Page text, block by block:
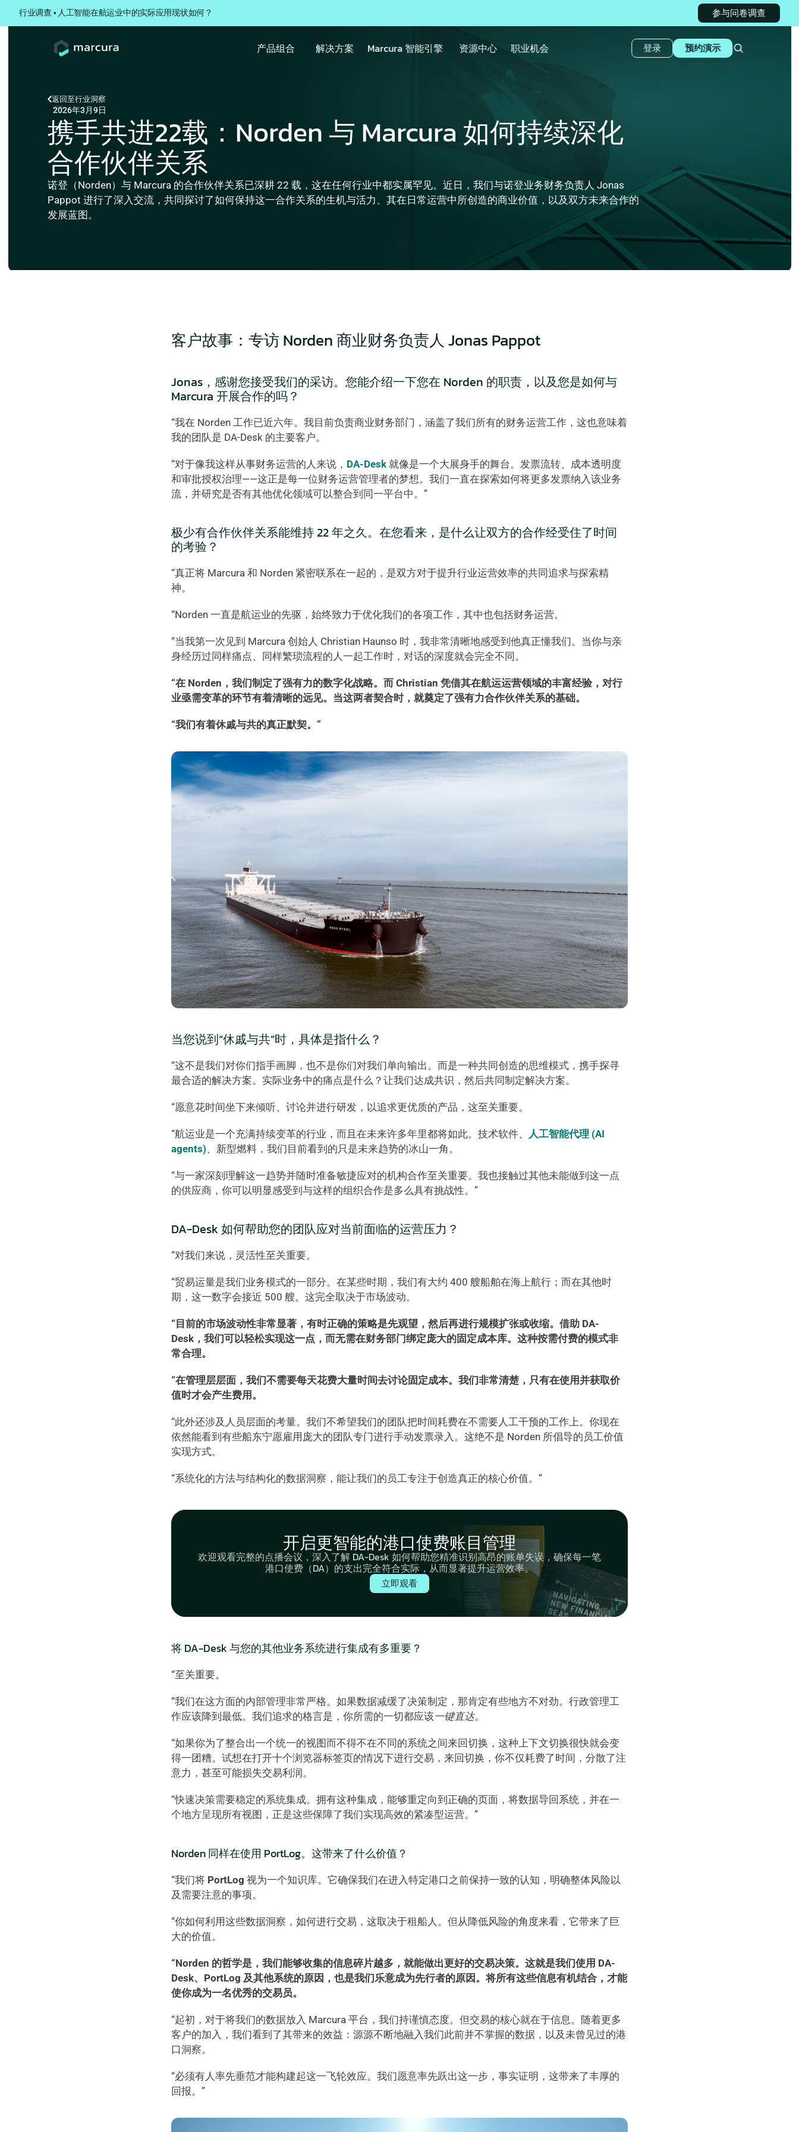
行业调查 • 人工智能在航运业中的实际应用现状如何？ 参与问卷调查
返回至行业洞察
2026年3月9日
携手共进22载：Norden 与 Marcura 如何持续深化
合作伙伴关系
诺登（Norden）与 Marcura 的合作伙伴关系已深耕 22 载，这在任何行业中都实属罕见。近日，我们与诺登业务财务负责人 Jonas
Pappot 进行了深入交流，共同探讨了如何保持这一合作关系的生机与活力、其在日常运营中所创造的商业价值，以及双方未来合作的
发展蓝图。
客户故事：专访 Norden 商业财务负责人 Jonas Pappot
Jonas，感谢您接受我们的采访。您能介绍一下您在 Norden 的职责，以及您是如何与
Marcura 开展合作的吗？
“我在 Norden 工作已近六年。我目前负责商业财务部门，涵盖了我们所有的财务运营工作，这也意味着
我的团队是 DA-Desk 的主要客户。
“对于像我这样从事财务运营的人来说， DA-Desk 就像是一个大展身手的舞台。发票流转、成本透明度
和审批授权治理——这正是每一位财务运营管理者的梦想。我们一直在探索如何将更多发票纳入该业务
流，并研究是否有其他优化领域可以整合到同一平台中。”
极少有合作伙伴关系能维持 22 年之久。在您看来，是什么让双方的合作经受住了时间
的考验？
“真正将 Marcura 和 Norden 紧密联系在一起的，是双方对于提升行业运营效率的共同追求与探索精
神。
“Norden 一直是航运业的先驱，始终致力于优化我们的各项工作，其中也包括财务运营。
“当我第一次见到 Marcura 创始人 Christian Haunso 时，我非常清晰地感受到他真正懂我们。当你与亲
身经历过同样痛点、同样繁琐流程的人一起工作时，对话的深度就会完全不同。
“在 Norden，我们制定了强有力的数字化战略。而 Christian 凭借其在航运运营领域的丰富经验，对行
业亟需变革的环节有着清晰的远见。当这两者契合时，就奠定了强有力合作伙伴关系的基础。
“我们有着休戚与共的真正默契。”
当您说到“休戚与共”时，具体是指什么？
“这不是我们对你们指手画脚，也不是你们对我们单向输出。而是一种共同创造的思维模式，携手探寻
最合适的解决方案。实际业务中的痛点是什么？让我们达成共识，然后共同制定解决方案。
“愿意花时间坐下来倾听、讨论并进行研发，以追求更优质的产品，这至关重要。
“航运业是一个充满持续变革的行业，而且在未来许多年里都将如此。技术软件、
人工智能代理 (AI
agents)、新型燃料，我们目前看到的只是未来趋势的冰山一角。
“与一家深刻理解这一趋势并随时准备敏捷应对的机构合作至关重要。我也接触过其他未能做到这一点
的供应商，你可以明显感受到与这样的组织合作是多么具有挑战性。”
DA-Desk 如何帮助您的团队应对当前面临的运营压力？
“对我们来说，灵活性至关重要。
“贸易运量是我们业务模式的一部分。在某些时期，我们有大约 400 艘船舶在海上航行；而在其他时
期，这一数字会接近 500 艘。这完全取决于市场波动。
“目前的市场波动性非常显著，有时正确的策略是先观望，然后再进行规模扩张或收缩。借助 DA-
Desk，我们可以轻松实现这一点，而无需在财务部门绑定庞大的固定成本库。这种按需付费的模式非
常合理。
“在管理层层面，我们不需要每天花费大量时间去讨论固定成本。我们非常清楚，只有在使用并获取价
值时才会产生费用。
“此外还涉及人员层面的考量。我们不希望我们的团队把时间耗费在不需要人工干预的工作上。你现在
依然能看到有些船东宁愿雇用庞大的团队专门进行手动发票录入。这绝不是 Norden 所倡导的员工价值
实现方式。
“系统化的方法与结构化的数据洞察，能让我们的员工专注于创造真正的核心价值。”
开启更智能的港口使费账目管理
欢迎观看完整的点播会议，深入了解 DA-Desk 如何帮助您精准识别高昂的账单失误，确保每一笔
港口使费（DA）的支出完全符合实际，从而显著提升运营效率。
立即观看
将 DA-Desk 与您的其他业务系统进行集成有多重要？
“至关重要。
“我们在这方面的内部管理非常严格。如果数据减缓了决策制定，那肯定有些地方不对劲。行政管理工
作应该降到最低。我们追求的格言是，你所需的一切都应该一键直达。
“如果你为了整合出一个统一的视图而不得不在不同的系统之间来回切换，这种上下文切换很快就会变
得一团糟。试想在打开十个浏览器标签页的情况下进行交易，来回切换，你不仅耗费了时间，分散了注
意力，甚至可能损失交易利润。
“快速决策需要稳定的系统集成。拥有这种集成，能够重定向到正确的页面，将数据导回系统，并在一
个地方呈现所有视图，正是这些保障了我们实现高效的紧凑型运营。”
Norden 同样在使用 PortLog。这带来了什么价值？
“我们将 PortLog 视为一个知识库。它确保我们在进入特定港口之前保持一致的认知，明确整体风险以
及需要注意的事项。
“你如何利用这些数据洞察，如何进行交易，这取决于租船人。但从降低风险的角度来看，它带来了巨
大的价值。
“Norden 的哲学是，我们能够收集的信息碎片越多，就能做出更好的交易决策。这就是我们使用 DA-
Desk、PortLog 及其他系统的原因，也是我们乐意成为先行者的原因。将所有这些信息有机结合，才能
使你成为一名优秀的交易员。
“起初，对于将我们的数据放入 Marcura 平台，我们持谨慎态度。但交易的核心就在于信息。随着更多
客户的加入，我们看到了其带来的效益：源源不断地融入我们此前并不掌握的数据，以及未曾见过的港
口洞察。
“必须有人率先垂范才能构建起这一飞轮效应。我们愿意率先跃出这一步，事实证明，这带来了丰厚的
回报。”
产品组合 解决方案 Marcura 智能引擎 资源中心 职业机会 登录 预约演示